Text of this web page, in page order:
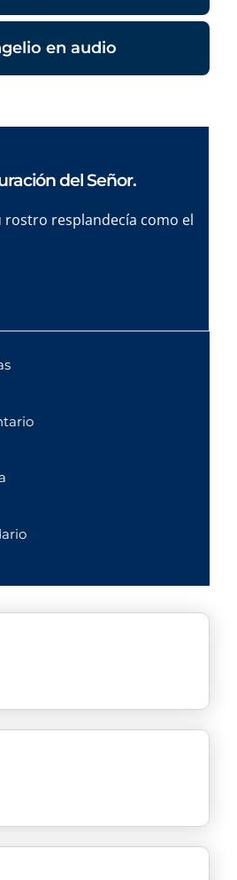
en audio
del Señor.
rostro resplandecía como el